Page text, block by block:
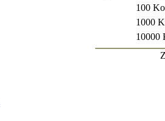
100
1000
10000